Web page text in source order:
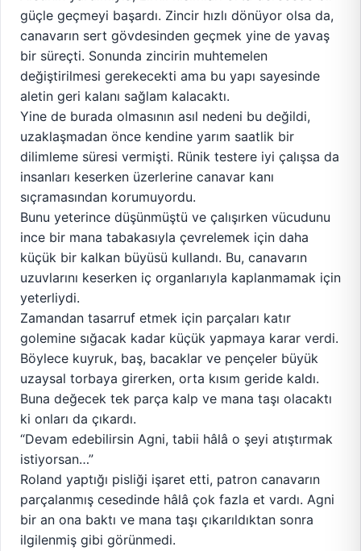
güçle geçmeyi başardı. Zincir hızlı dönüyor olsa da,
canavarın sert gövdesinden geçmek yine de yavaş
bir süreçti. Sonunda zincirin muhtemelen
değiştirilmesi gerekecekti ama bu yapı sayesinde
aletin geri kalanı sağlam kalacaktı.
Yine de burada olmasının asıl nedeni bu değildi,
uzaklaşmadan önce kendine yarım saatlik bir
dilimleme süresi vermişti. Rünik testere iyi çalışsa da
insanları keserken üzerlerine canavar kanı
sıçramasından korumuyordu.
Bunu yeterince düşünmüştü ve çalışırken vücudunu
ince bir mana tabakasıyla çevrelemek için daha
küçük bir kalkan büyüsü kullandı. Bu, canavarın
uzuvlarını keserken iç organlarıyla kaplanmamak için
yeterliydi.
Zamandan tasarruf etmek için parçaları katır
golemine sığacak kadar küçük yapmaya karar verdi.
Böylece kuyruk, baş, bacaklar ve pençeler büyük
uzaysal torbaya girerken, orta kısım geride kaldı.
Buna değecek tek parça kalp ve mana taşı olacaktı
ki onları da çıkardı.
“Devam edebilirsin Agni, tabii hâlâ o şeyi atıştırmak
istiyorsan…”
Roland yaptığı pisliği işaret etti, patron canavarın
parçalanmış cesedinde hâlâ çok fazla et vardı. Agni
bir an ona baktı ve mana taşı çıkarıldıktan sonra
ilgilenmiş gibi görünmedi.